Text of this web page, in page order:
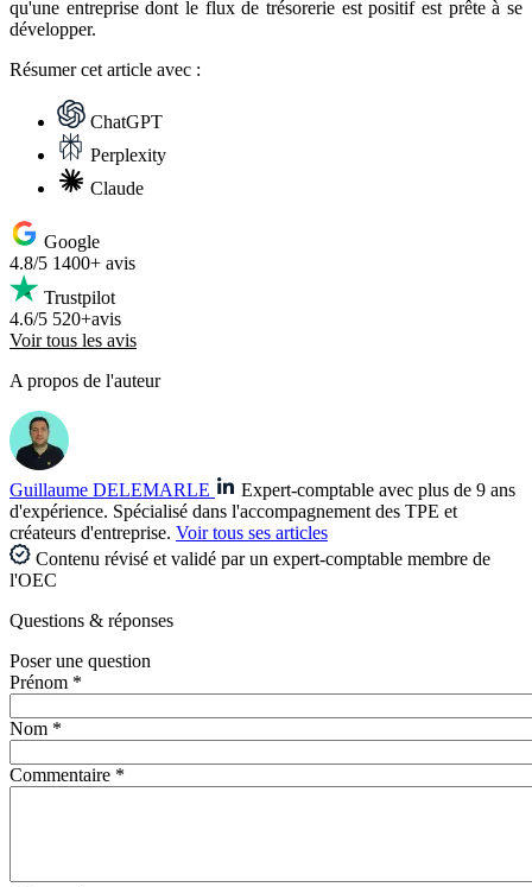
qu'une entreprise dont le flux de trésorerie est positif est prête à se
développer.
Résumercet article avec :
ChatGPT
Perplexity
Claude
Google
4.8/5 1400+ avis
Trustpilot
4.6/5 520+avis
Voir tous les avis
A propos de l'auteur
Guillaume DELEMARLE
Expert-comptable avec plus de 9 ans
d'expérience. Spécialisé dans l'accompagnement des TPE et
créateurs d'entreprise. Voir tous ses articles
Contenu révisé et validé par un expert-comptable membre de
l'OEC
Questions & réponses
Poser une question
Prénom *
Nom *
Commentaire *